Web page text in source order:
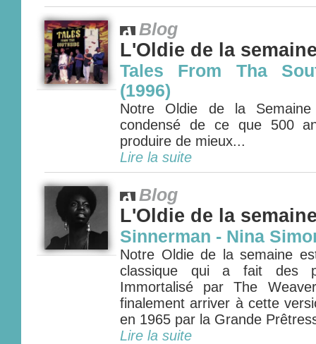
Blog
L'Oldie de la
Tales From Tha
(1996)
Notre Oldie de la
condensé de ce que 500
produire de mieux...
Lire la suite
Blog
L'Oldie de la
Sinnerman - Nina
Notre Oldie de la semaine
classique qui a fait des
Immortalisé par The
finalement arriver à cette
en 1965 par la Grande
Lire la suite